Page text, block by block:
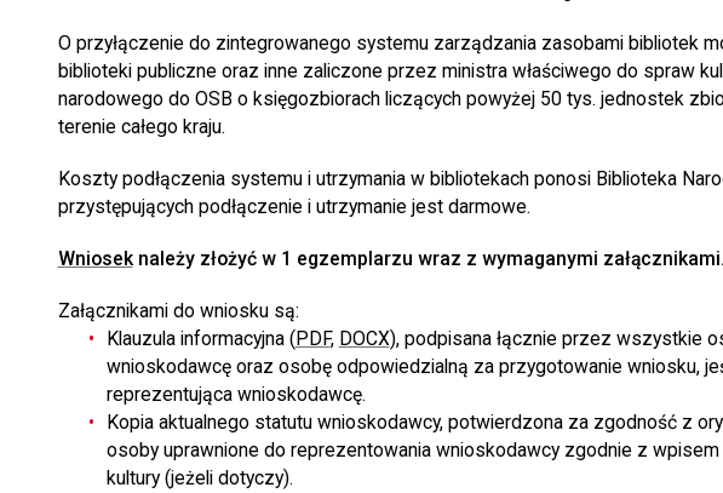
O przyłączenie do zintegrowanego systemu zarządzania zasobami bibliotek
biblioteki publiczne oraz inne zaliczone przez ministra właściwego do spraw
narodowego do OSB o księgozbiorach liczących powyżej 50 tys. jednostek
terenie całego kraju.
Koszty podłączenia systemu i utrzymania w bibliotekach ponosi Biblioteka
przystępujących podłączenie i utrzymanie jest darmowe.
Wnioseknależy złożyć w 1 egzemplarzu wraz z wymaganymi załącznikami.
Załącznikami do wniosku są:
Klauzula informacyjna (PDF, DOCX), podpisana łącznie przez wszystkie
wnioskodawcę oraz osobę odpowiedzialną za przygotowanie wniosku,
reprezentująca wnioskodawcę.
Kopia aktualnego statutu wnioskodawcy, potwierdzona za zgodność z
osoby uprawnione do reprezentowania wnioskodawcy zgodnie z
kultury (jeżeli dotyczy).